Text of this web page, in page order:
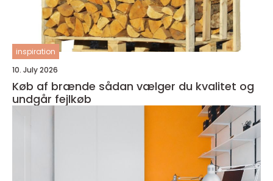
inspiration
10. July 2026
Køb af brænde sådan vælger du kvalitet og
undgår fejlkøb